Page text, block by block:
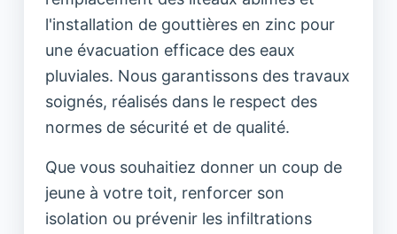
l'installation de gouttières en zinc pour
une évacuation efficace des eaux
pluviales. Nous garantissons des travaux
soignés, réalisés dans le respect des
normes de sécurité et de qualité.
Que vous souhaitiez donner un coup de
jeune à votre toit, renforcer son
isolation ou prévenir les infiltrations